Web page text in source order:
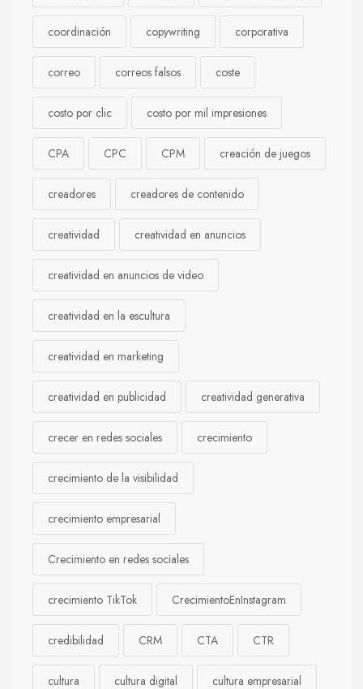
coordinación copywriting corporativa
correo correos falsos coste
costo por clic costo por mil impresiones
CPA CPC CPM creación de juegos
creadores creadores de contenido
creatividad creatividad en anuncios
creatividad en anuncios de video
creatividad en la escultura
creatividad en marketing
creatividad en publicidad creatividad generativa
crecer en redes sociales crecimiento
crecimiento de la visibilidad
crecimiento empresarial
Crecimiento en redes sociales
crecimiento TikTok CrecimientoEnInstagram
credibilidad CRM CTA CTR
cultura cultura digital cultura empresarial